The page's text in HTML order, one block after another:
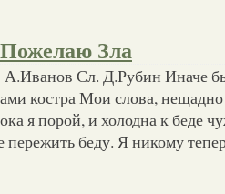
Зла
Сл. Д.Рубин Иначе
костра Мои слова,
я порой, и холодна к беде
пережить беду. Я никому